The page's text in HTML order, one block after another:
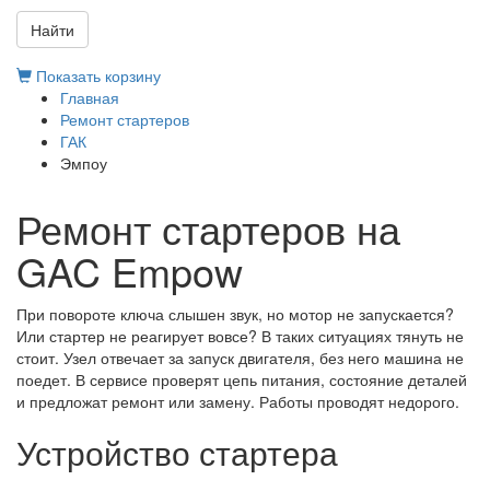
Найти
Показать корзину
Главная
Ремонт стартеров
ГАК
Эмпоу
Ремонт стартеров на
GAC Empow
При повороте ключа слышен звук, но мотор не запускается?
Или стартер не реагирует вовсе? В таких ситуациях тянуть не
стоит. Узел отвечает за запуск двигателя, без него машина не
поедет. В сервисе проверят цепь питания, состояние деталей
и предложат ремонт или замену. Работы проводят недорого.
Устройство стартера